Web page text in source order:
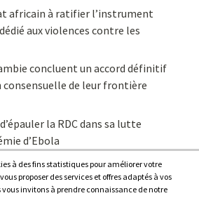
africain à ratifier l’instrument
aux violences contre les
concluent un accord définitif
de leur frontière
la RDC dans sa lutte
d’Ebola
à des fins statistiques pour améliorer votre
proposer des services et offres adaptés à vos
vous invitons à prendre connaissance de notre